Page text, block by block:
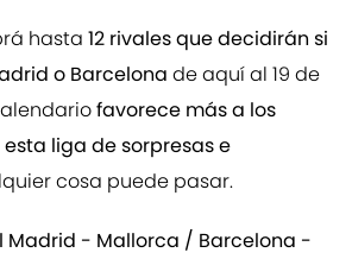
hasta 12 rivales que decidirán si
o Barcelona de aquí al 19 de
favorece más a los
liga de sorpresas e
cosa puede pasar.
Madrid - Mallorca / Barcelona -